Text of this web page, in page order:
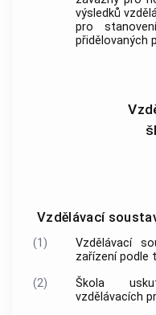
výsledků
pro
přidělovaných
Vzdělávací
(1)
Vzdělávací
zařízení podle
(2)
Škola
vzdělávacích